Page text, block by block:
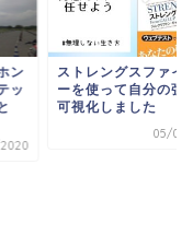
ダ
を
ノマパ2020。キャ
バイクレディースコ
リさんと
14/01/